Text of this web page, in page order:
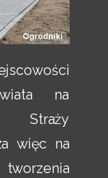
na
Straży
więc na